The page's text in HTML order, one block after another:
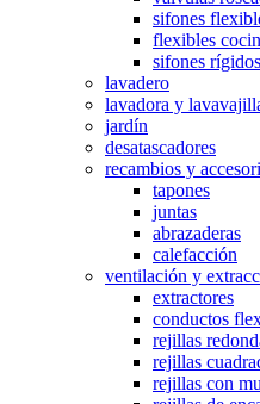
sifones
flexibles
sifones
lavadero
lavadora y
jardín
desatascadores
recambios y
tapones
juntas
abrazaderas
calefacción
ventilación y
extractores
conductos
rejillas
rejillas
rejillas con